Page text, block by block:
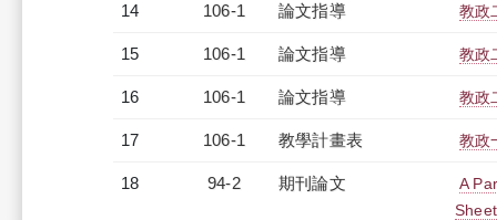
14 106-1 論文指導 教政
15 106-1 論文指導 教政
16 106-1 論文指導 教政
17 106-1 教學計畫表 教政
18 94-2 期刊論文
A